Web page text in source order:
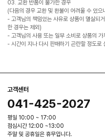
03. 교환 반품이 불가한 경우
(다음의 경우 교환 및 환불이 어려울 수 있으
- 고객님의 책임있는 사유로 상품이 멸실되
한 경우는 제외)
- 고객님의 사용 또는 일부 소비로 상품의 가
- 시간이 지나 다시 판매하기 곤란할 정도로
고객센터
041-425-2027
평일 10:00 ~ 17:00
점심시간 12:00 ~13:00
주말 및 공휴일은 휴무입니다.